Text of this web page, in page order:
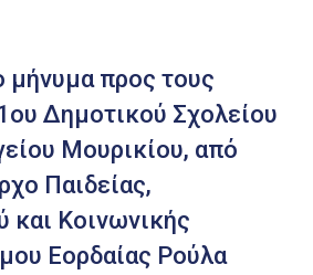
μήνυμα προς τους
Δημοτικού Σχολείου
Μουρικίου, από
Παιδείας,
και Κοινωνικής
Εορδαίας Ρούλα